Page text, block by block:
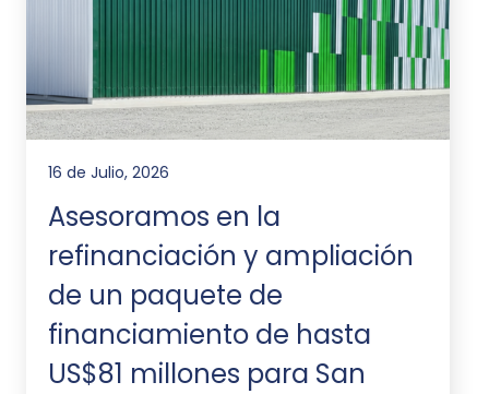
16 de Julio, 2026
Asesoramos en la
refinanciación y ampliación
de un paquete de
financiamiento de hasta
US$81 millones para San